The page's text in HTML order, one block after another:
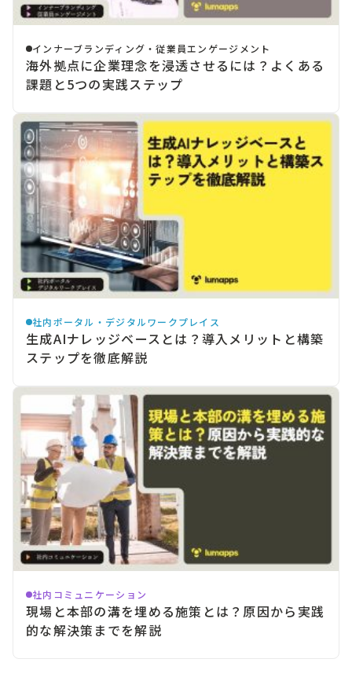
海外拠点に企業理念を浸透させるには？よくある
課題と5つの実践ステップ
インナーブランディング・従業員エンゲージメント
生成AIナレッジベースとは？導入メリットと構築
ステップを徹底解説
社内ポータル・デジタルワークプレイス
現場と本部の溝を埋める施策とは？原因から実践
的な解決策までを解説
社内コミュニケーション